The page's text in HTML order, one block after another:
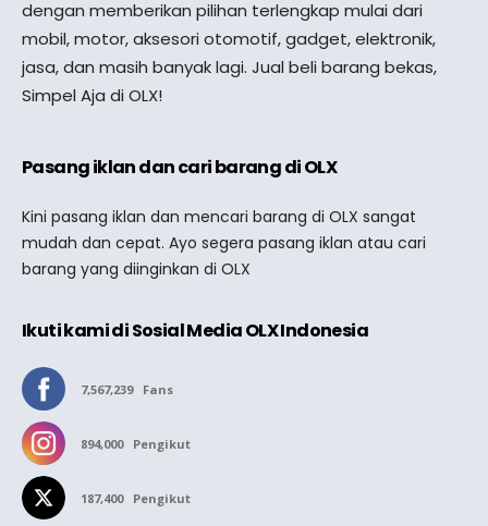
dengan memberikan pilihan terlengkap mulai dari
mobil, motor, aksesori otomotif, gadget, elektronik,
jasa, dan masih banyak lagi. Jual beli barang bekas,
Simpel Aja di OLX!
Pasang iklan dan cari barang di OLX
Kini pasang iklan dan mencari barang di OLX sangat
mudah dan cepat. Ayo segera pasang iklan atau cari
barang yang diinginkan di OLX
Ikuti kami di Sosial Media OLX Indonesia
7,567,239 Fans
894,000 Pengikut
187,400 Pengikut